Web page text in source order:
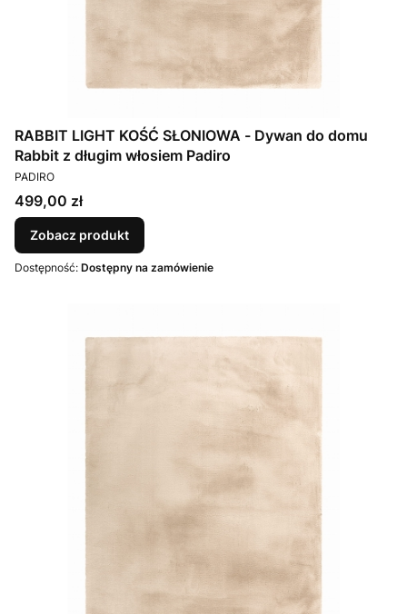
RABBIT LIGHT KOŚĆ SŁONIOWA - Dywan do domu
Rabbit z długim włosiem Padiro
PRODUCENT
PADIRO
Cena
499,00 zł
Zobacz produkt
Dostępność: Dostępny na zamówienie